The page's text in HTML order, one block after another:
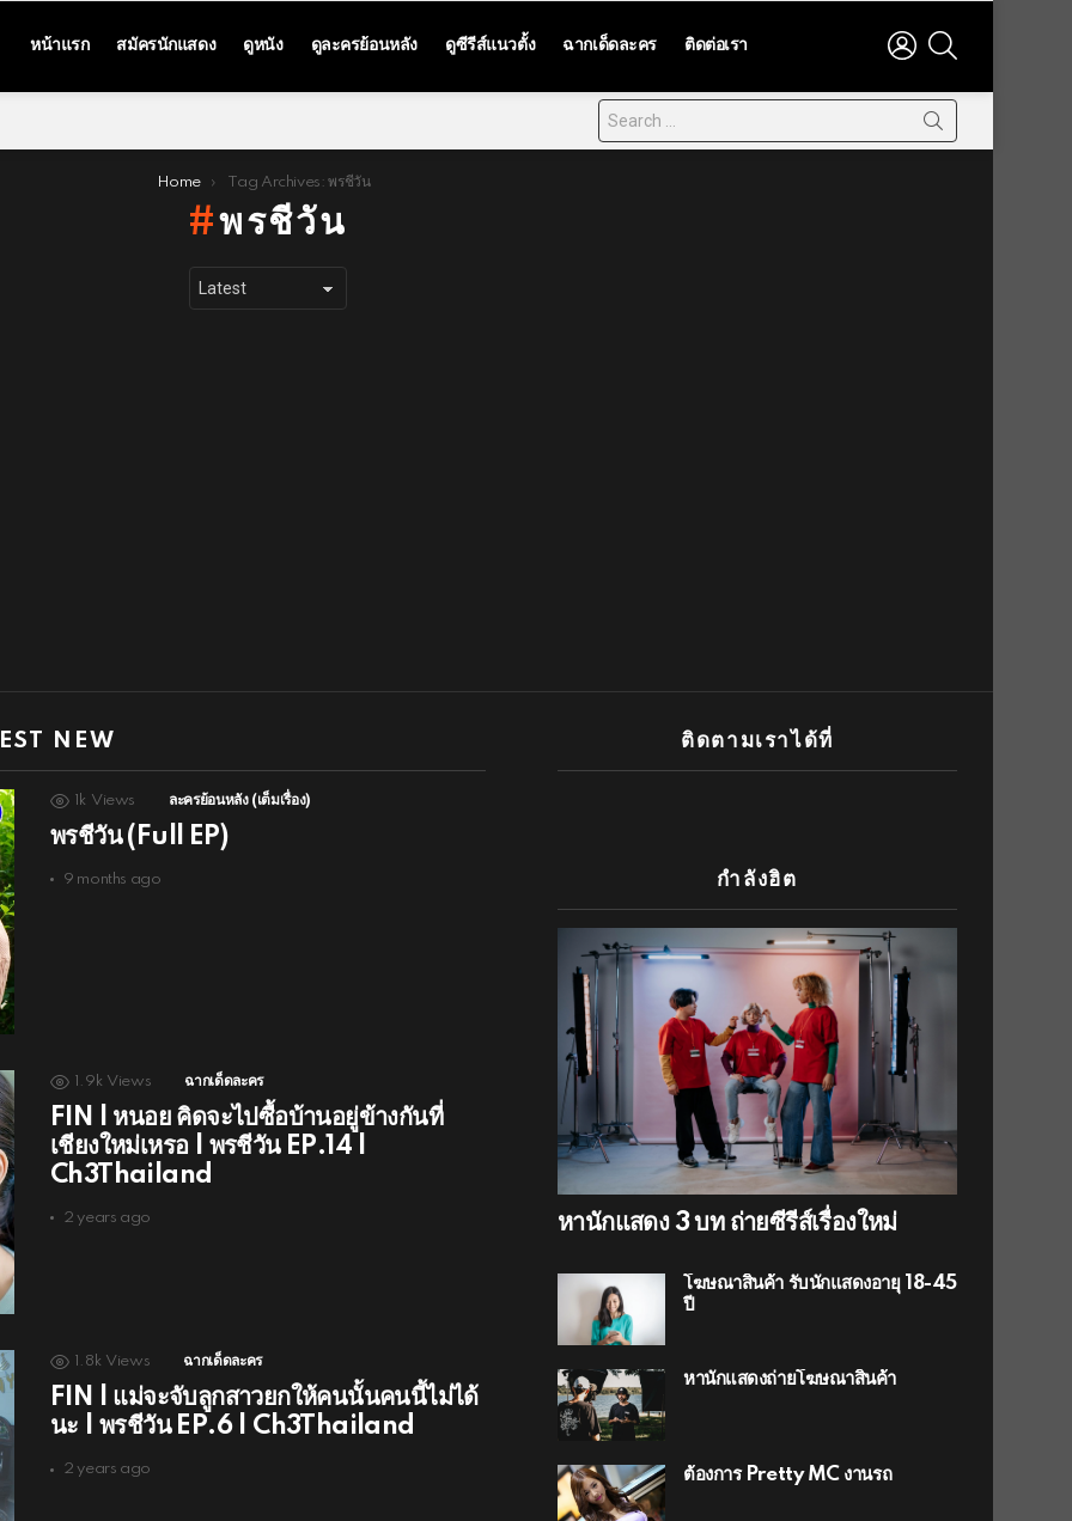
หน้าแรก สมัครนักแสดง ดูหนัง ดูละครย้อนหลัง ดูซีรีส์แนวตั้ง ฉากเด็ดละคร ติดต่อเรา
LOGIN
Home Tag Archives: พรชีวัน
พรชีวัน
NEW
1k Views ละครย้อนหลัง (เต็มเรื่อง)
พรชีวัน (Full EP)
9 months ago
1.9k Views ฉากเด็ดละคร
FIN | หนอย คิดจะไปซื้อบ้านอยู่ข้างกันที่
เชียงใหม่เหรอ | พรชีวัน EP.14 |
Ch3Thailand
2 years ago
1.8k Views ฉากเด็ดละคร
FIN | แม่จะจับลูกสาวยกให้คนนั้นคนนี้ไม่ได้
นะ | พรชีวัน EP.6 | Ch3Thailand
2 years ago
ติดตามเราได้ที่
กำลังฮิต
หานักแสดง 3 บท ถ่ายซีรีส์เรื่องใหม่
โฆษณาสินค้า รับนักแสดงอายุ 18-45
ปี
หานักแสดงถ่ายโฆษณาสินค้า
ต้องการ Pretty MC งานรถ